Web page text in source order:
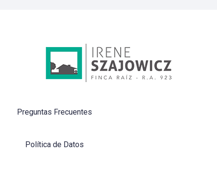
Preguntas Frecuentes
Política de Datos